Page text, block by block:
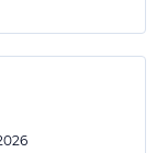
ist wie
reichhaltig,
ein Genuss.